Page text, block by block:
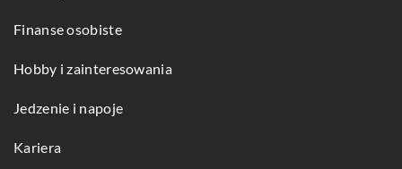
Finanse osobiste
Hobby i zainteresowania
Jedzenie i napoje
Kariera